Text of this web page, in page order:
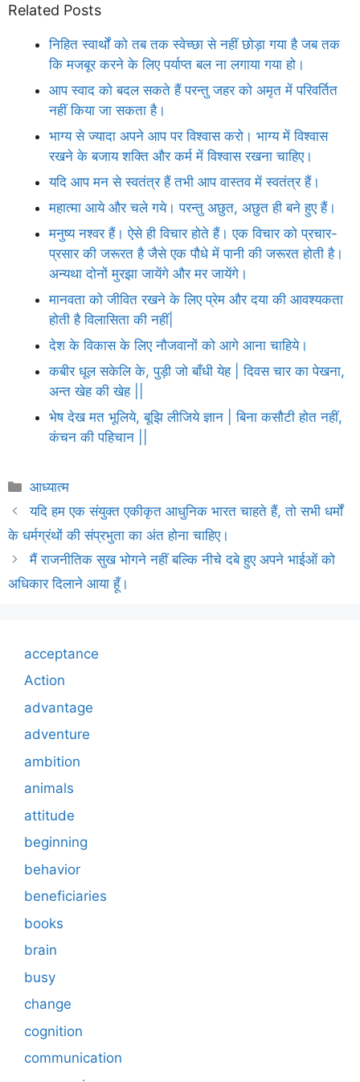
Related Posts
निहित स्वार्थों को तब तक स्वेच्छा से नहीं छोड़ा गया है जब तक
कि मजबूर करने के लिए पर्याप्त बल ना लगाया गया हो।
आप स्वाद को बदल सकते हैं परन्तु जहर को अमृत में परिवर्तित
नहीं किया जा सकता है।
भाग्य से ज्यादा अपने आप पर विश्वास करो। भाग्य में विश्वास
रखने के बजाय शक्ति और कर्म में विश्वास रखना चाहिए।
यदि आप मन से स्वतंत्र हैं तभी आप वास्तव में स्वतंत्र हैं।
महात्मा आये और चले गये। परन्तु अछुत, अछुत ही बने हुए हैं।
मनुष्य नश्वर हैं। ऐसे ही विचार होते हैं। एक विचार को प्रचार-
प्रसार की जरूरत है जैसे एक पौधे में पानी की जरूरत होती है।
अन्यथा दोनों मुरझा जायेंगे और मर जायेंगे।
मानवता को जीवित रखने के लिए प्रेम और दया की आवश्यकता
होती है विलासिता की नहीं|
देश के विकास के लिए नौजवानों को आगे आना चाहिये।
कबीर धूल सकेलि के, पुड़ी जो बाँधी येह | दिवस चार का पेखना,
अन्त खेह की खेह ||
भेष देख मत भूलिये, बूझि लीजिये ज्ञान | बिना कसौटी होत नहीं,
कंचन की पहिचान ||
Categories
आध्यात्म
यदि हम एक संयुक्त एकीकृत आधुनिक भारत चाहते हैं, तो सभी धर्मों
के धर्मग्रंथों की संप्रभुता का अंत होना चाहिए।
मैं राजनीतिक सुख भोगने नहीं बल्कि नीचे दबे हुए अपने भाईओं को
अधिकार दिलाने आया हूँ।
acceptance
Action
advantage
adventure
ambition
animals
attitude
beginning
behavior
beneficiaries
books
brain
busy
change
cognition
communication